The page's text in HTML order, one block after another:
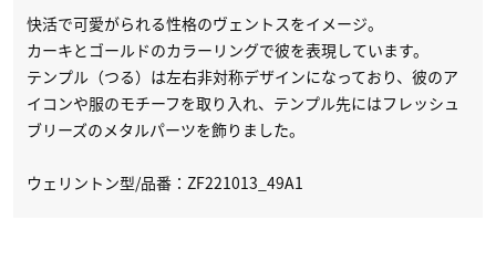
快活で可愛がられる性格のヴェントスをイメージ。
カーキとゴールドのカラーリングで彼を表現しています。
テンプル（つる）は左右非対称デザインになっており、彼のア
イコンや服のモチーフを取り入れ、テンプル先にはフレッシュ
ブリーズのメタルパーツを飾りました。
ウェリントン型/品番：ZF221013_49A1